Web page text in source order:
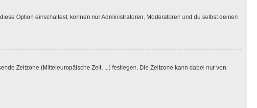
Option einschaltest, können nur Administratoren, Moderatoren und du selbst deinen
Zeitzone (Mitteleuropäische Zeit, ...) festlegen. Die Zeitzone kann dabei nur von